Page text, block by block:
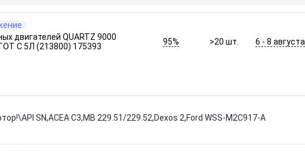
двигателей QUARTZ 9000
C 5Л (213800) 175393
95% >20шт. 6 - 8 августа
SN,ACEA C3,MB 229.51/229.52,Dexos 2,Ford WSS-M2C917-A